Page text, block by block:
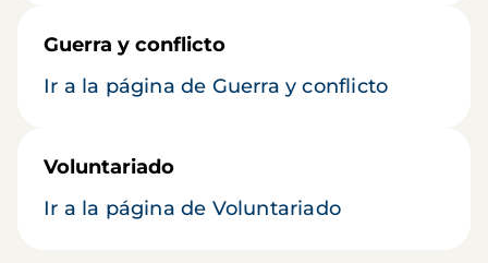
Guerra y conflicto
Ir a la página de Guerra y conflicto
Voluntariado
Ir a la página de Voluntariado